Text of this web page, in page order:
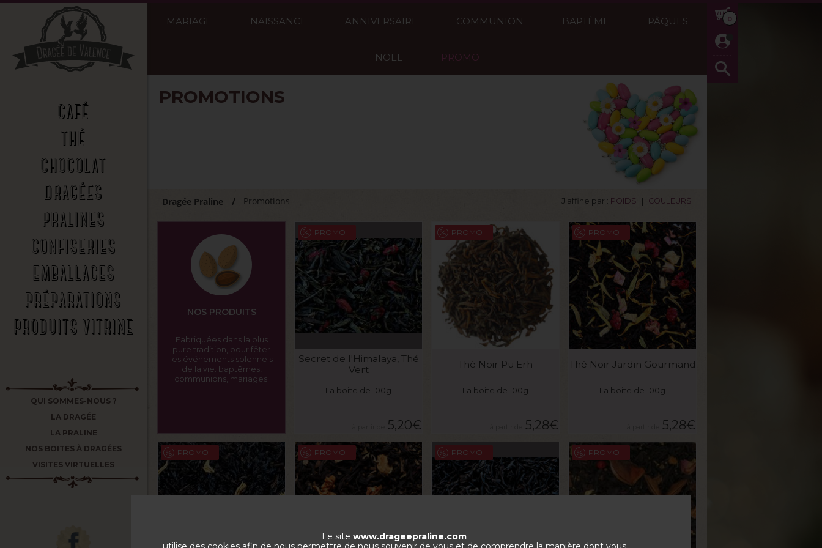
CAFÉ
THÉ
CHOCOLAT
DRAGÉES
PRALINES
CONFISERIES
EMBALLAGES
PRÉPARATIONS
PRODUITS VITRINE
QUI SOMMES-NOUS ?
LA DRAGÉE
LA PRALINE
NOS BOITES À DRAGÉES
VISITES VIRTUELLES
0
MARIAGE NAISSANCE ANNIVERSAIRE COMMUNION BAPTÈME PÂQUES
NOËL PROMO
PROMOTIONS
Dragée Praline Promotions J'affine par : POIDS COULEURS
NOS PRODUITS
Fabriquées dans la plus
pure tradition, pour fêter
les événements solennels
de la vie: baptêmes,
communions, mariages.
PROMO
Secret de l'Himalaya, Thé
Vert
La boite de 100g
5,20€
PROMO
Thé Noir Pu Erh
La boite de 100g
5,28€
VOIR LE PRODUIT
PROMO
Thé Noir Jardin Gourmand
La boite de 100g
5,28€
VOIR LE PRODUIT
PROMO PROMO PROMO PROMO
Le site www.drageepraline.com